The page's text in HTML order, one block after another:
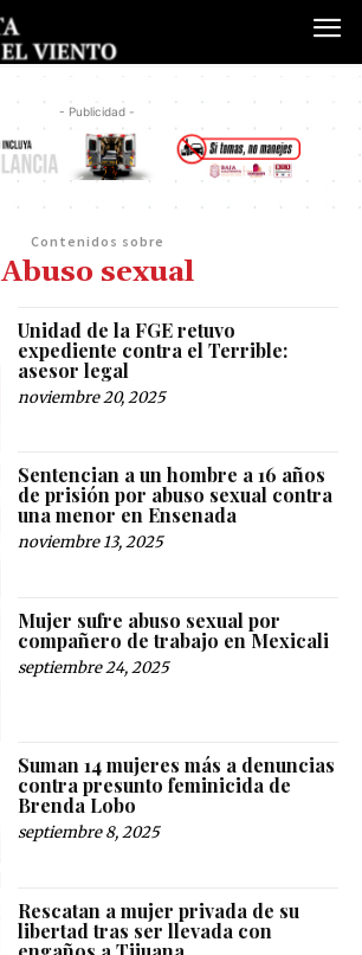
- Publicidad -
Contenidos sobre
Abuso sexual
Unidad de la FGE retuvo
expediente contra el Terrible:
asesor legal
noviembre 20, 2025
Sentencian a un hombre a 16 años
de prisión por abuso sexual contra
una menor en Ensenada
noviembre 13, 2025
Mujer sufre abuso sexual por
compañero de trabajo en Mexicali
septiembre 24, 2025
Suman 14 mujeres más a denuncias
contra presunto feminicida de
Brenda Lobo
septiembre 8, 2025
Rescatan a mujer privada de su
libertad tras ser llevada con